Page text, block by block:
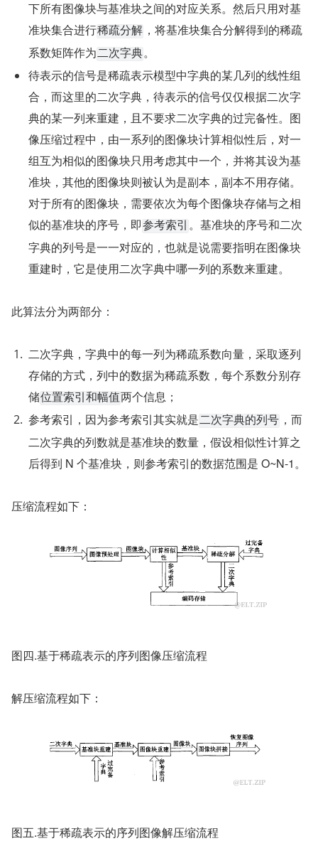
下所有图像块与基准块之间的对应关系。然后只用对基
准块集合进行稀疏分解 ，将基准块集合分解得到的稀疏
系数矩阵作为二次字典。
待表示的信号是稀疏表示模型中字典的某几列的线性组
合，而这里的二次字典，待表示的信号仅仅根据二次字
典的某一列来重建，且不要求二次字典的过完备性。图
像压缩过程中，由一系列的图像块计算相似性后，对一
组互为相似的图像块只用考虑其中一个，并将其设为基
准块，其他的图像块则被认为是副本，副本不用存储。
对于所有的图像块，需要依次为每个图像块存储与之相
似的基准块的序号，即参考索引 。基准块的序号和二次
字典的列号是一一对应的，也就是说需要指明在图像块
重建时，它是使用二次字典中哪一列的系数来重建。
此算法分为两部分：
二次字典，字典中的每一列为稀疏系数向量，采取逐列
存储的方式，列中的数据为稀疏系数，每个系数分别存
储位置索引和幅值两个信息；
参考索引，因为参考索引其实就是二次字典的列号 ，而
二次字典的列数就是基准块的数量，假设相似性计算之
后得到 N 个基准块，则参考索引的数据范围是 O~N-1。
压缩流程如下：
图四.基于稀疏表示的序列图像压缩流程
解压缩流程如下：
图五.基于稀疏表示的序列图像解压缩流程